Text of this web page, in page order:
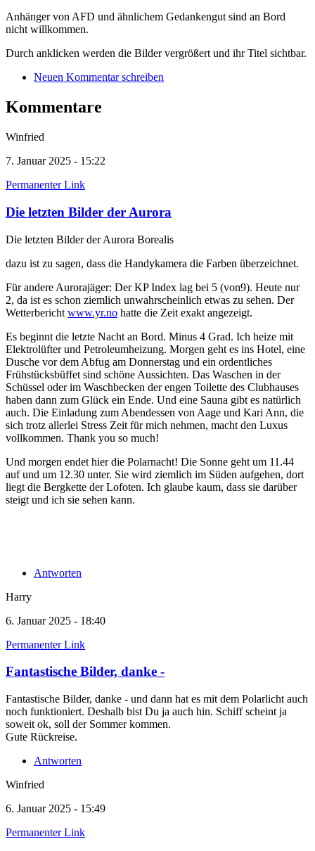
Anhänger von AFD und ähnlichem Gedankengut sind an Bord
nicht willkommen.
Durch anklicken werden die Bilder vergrößert und ihr Titel sichtbar.
Neuen Kommentar schreiben
Kommentare
Winfried
7. Januar 2025 - 15:22
Permanenter Link
Die letzten Bilder der Aurora
Die letzten Bilder der Aurora Borealis
dazu ist zu sagen, dass die Handykamera die Farben überzeichnet.
Für andere Aurorajäger: Der KP Index lag bei 5 (von9). Heute nur
2, da ist es schon ziemlich unwahrscheinlich etwas zu sehen. Der
Wetterbericht www.yr.no hatte die Zeit exakt angezeigt.
Es beginnt die letzte Nacht an Bord. Minus 4 Grad. Ich heize mit
Elektrolüfter und Petroleumheizung. Morgen geht es ins Hotel, eine
Dusche vor dem Abfug am Donnerstag und ein ordentliches
Frühstücksbüffet sind schöne Aussichten. Das Waschen in der
Schüssel oder im Waschbecken der engen Toilette des Clubhauses
haben dann zum Glück ein Ende. Und eine Sauna gibt es natürlich
auch. Die Einladung zum Abendessen von Aage und Kari Ann, die
sich trotz allerlei Stress Zeit für mich nehmen, macht den Luxus
vollkommen. Thank you so much!
Und morgen endet hier die Polarnacht! Die Sonne geht um 11.44
auf und um 12.30 unter. Sie wird ziemlich im Süden aufgehen, dort
liegt die Bergkette der Lofoten. Ich glaube kaum, dass sie darüber
steigt und ich sie sehen kann.
Antworten
Harry
6. Januar 2025 - 18:40
Permanenter Link
Fantastische Bilder, danke -
Fantastische Bilder, danke - und dann hat es mit dem Polarlicht auch
noch funktioniert. Deshalb bist Du ja auch hin. Schiff scheint ja
soweit ok, soll der Sommer kommen.
Gute Rückreise.
Antworten
Winfried
6. Januar 2025 - 15:49
Permanenter Link